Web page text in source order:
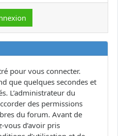
pour vous connecter.
que quelques secondes et
L’administrateur du
des permissions
du forum. Avant de
vous d’avoir pris